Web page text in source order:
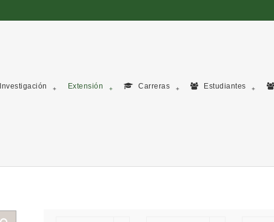
Investigación Extensión Carreras Estudiantes